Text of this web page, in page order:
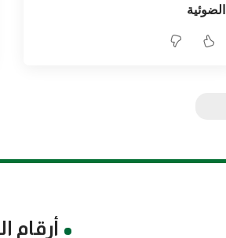
الضوئية
أرقام